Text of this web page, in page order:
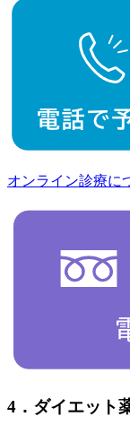
オンライン診療に
4．ダイエット